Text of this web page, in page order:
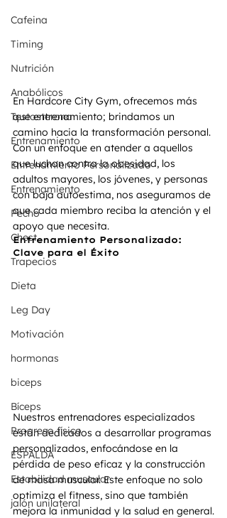
Cafeina
Timing
Nutrición
Anabólicos
Testosterona
Entrenamiento
Entrenamiento Personalizado
Entrenamiento
Pecho
Chest
Trapecios
Dieta
Leg Day
Motivación
hormonas
biceps
Bíceps
Progreso físico
ESPALDA
Estabilidad muscular
jalón unilateral
En Hardcore City Gym, ofrecemos más
que entrenamiento; brindamos un
camino hacia la transformación personal.
Con un enfoque en atender a aquellos
que luchan contra la obesidad, los
adultos mayores, los jóvenes, y personas
con baja autoestima, nos aseguramos de
que cada miembro reciba la atención y el
apoyo que necesita.
Entrenamiento Personalizado:
Clave para el Éxito
Nuestros entrenadores especializados
están dedicados a desarrollar programas
personalizados, enfocándose en la
pérdida de peso eficaz y la construcción
de masa muscular. Este enfoque no solo
optimiza el fitness, sino que también
mejora la inmunidad y la salud en general.